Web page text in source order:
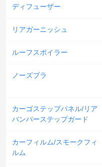
ディフューザー
リアガーニッシュ
ルーフスポイラー
ノーズブラ
カーゴステップパネル/リア
バンパーステップガード
カーフィルム/スモークフィ
ルム